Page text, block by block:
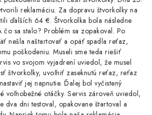
reklamáciu. Za dopravu štvorkolky na
ďalších 64 €. Štvorkolka bola následne
čo sa stalo? Problém sa zopakoval. Po
nešla naštartovať a opäť spadla reťaz,
poškodeniu. Museli sme teda riešiť
vo svojom vyjadrení uviedol, že musel
štvorkolky, uvoľniť zaseknutú reťaz, reťaz
jej napnutie. Ďalej bol vyčistený
voľnobežné otáčky. Servis zároveň uviedol,
dva dni testoval, opakovane štartoval a